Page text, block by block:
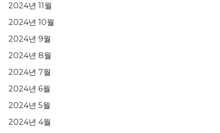
2024년 11월
2024년 10월
2024년 9월
2024년 8월
2024년 7월
2024년 6월
2024년 5월
2024년 4월